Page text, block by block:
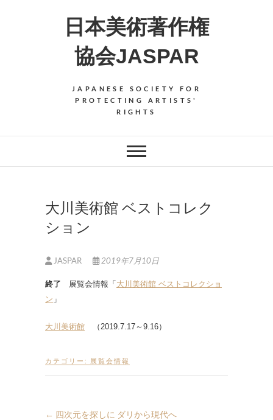
日本美術著作権
協会JASPAR
JAPANESE SOCIETY FOR
PROTECTING ARTISTS'
RIGHTS
大川美術館 ベストコレク
ション
JASPAR 2019年7月10日
終了 展覧会情報「 大川美術館 ベストコレクショ
ン 」
大川美術館 （2019.7.17～9.16）
カテゴリー: 展覧会情報
← 四次元を探しに ダリから現代へ